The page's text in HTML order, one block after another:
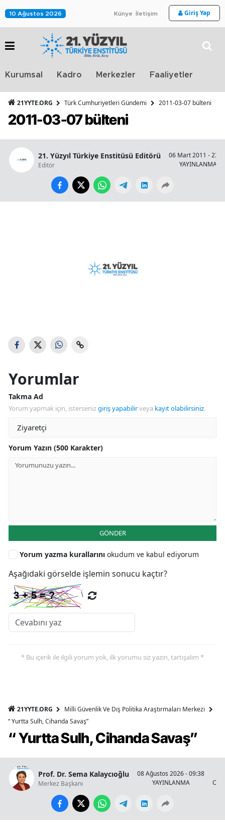
10 Ağustos 2026 Künye İletişim Giriş Yap
Kurumsal Kadro Merkezler Faaliyetler
21YYTE.ORG Türk Cumhuriyetleri Gündemi 2011-03-07 bülteni
2011-03-07 bülteni
21. Yüzyıl Türkiye Enstitüsü Editörü
Editör
06 Mart 2011 -
YAYINLANMA
Yorumlar
Takma Ad
Yorum yapmak için, istersenizgiriş yapabilirveya kayıt olabilirsiniz.
Yorum Yazın (500 Karakter)
GÖNDER
Yorum yazma kurallarını okudum ve kabul ediyorum
Aşağıdaki görselde işlemin sonucu kaçtır?
* Bu içerik ile ilgili yorum yok, ilk yorumu siz yazın, tartışalım *
21YYTE.ORG
Milli Güvenlik Ve Dış Politika Araştırmaları Merkezi
“ Yurtta Sulh, Cihanda Savaş”
“ Yurtta Sulh, Cihanda Savaş”
Prof. Dr. Sema Kalaycıoğlu
Merkez Başkanı
08 Ağustos 2026 - 09:38
YAYINLANMA